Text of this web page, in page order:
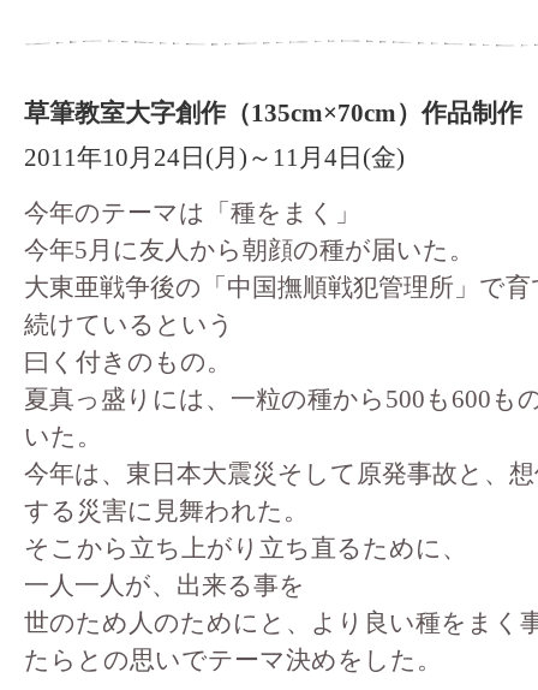
草筆教室大字創作（135cm×70cm）作品制作
2011年10月24日(月)～11月4日(金)
今年のテーマは「種をまく」
今年5月に友人から朝顔の種が届いた。
大東亜戦争後の「中国撫順戦犯管理所」で
続けているという
曰く付きのもの。
夏真っ盛りには、一粒の種から500も600も
いた。
今年は、東日本大震災そして原発事故と、
する災害に見舞われた。
そこから立ち上がり立ち直るために、
一人一人が、出来る事を
世のため人のためにと、より良い種をまく
たらとの思いでテーマ決めをした。